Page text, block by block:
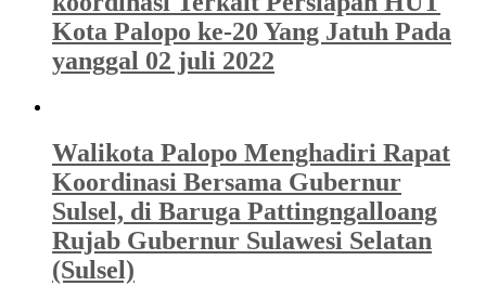
Kota Palopo ke-20 Yang Jatuh Pada
yanggal 02 juli 2022
Walikota Palopo Menghadiri Rapat
Koordinasi Bersama Gubernur
Sulsel, di Baruga Pattingngalloang
Rujab Gubernur Sulawesi Selatan
(Sulsel)